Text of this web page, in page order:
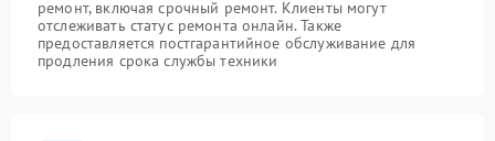
ремонт, включая срочный ремонт. Клиенты могут
отслеживать статус ремонта онлайн. Также
предоставляется постгарантийное обслуживание для
продления срока службы техники